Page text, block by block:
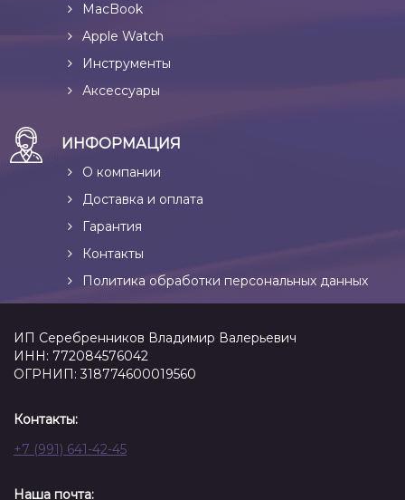
MacBook
Apple Watch
Инструменты
Аксессуары
ИНФОРМАЦИЯ
О компании
Доставка и оплата
Гарантия
Контакты
Политика обработки персональных данных
ИП Серебренников Владимир Валерьевич
ИНН: 772084576042
ОГРНИП: 318774600019560
Контакты:
+7 (991) 641-42-45
Наша почта: